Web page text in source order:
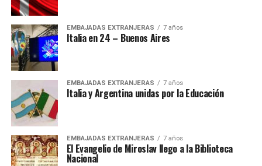
EMBAJADAS EXTRANJERAS 7 años
Italia en 24 – Buenos Aires
EMBAJADAS EXTRANJERAS 7 años
Italia y Argentina unidas por la Educación
EMBAJADAS EXTRANJERAS 7 años
El Evangelio de Miroslav llego a la Biblioteca
Nacional